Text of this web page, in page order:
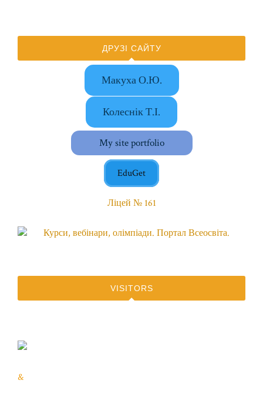
ДРУЗІ САЙТУ
Макуха О.Ю.
Колеснік Т.І.
My site portfolio
EduGet
Ліцей № 161
VISITORS
&